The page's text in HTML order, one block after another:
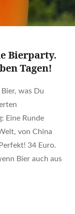
Bierparty.
Tagen!
was Du
Eine Runde
von China
34 Euro.
Bier auch aus